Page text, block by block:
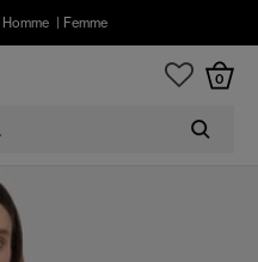
Homme Femme
0